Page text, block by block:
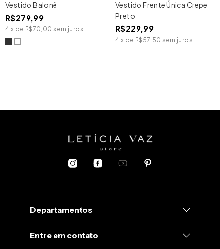
Vestido Balonê
R$279,99
4 x de R$70,00 sem juros
Vestido Frente Única Crepe
Preto
R$229,99
4 x de R$57,50 sem juros
Departamentos
Entre em contato